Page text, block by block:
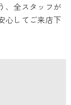
、全スタッフが
心してご来店下